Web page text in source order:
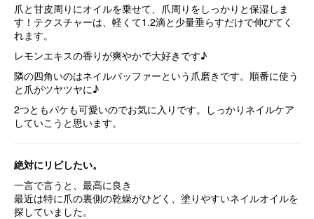
爪と甘皮周りにオイルを乗せて、 爪周りをしっかりと保湿しま
す！ テクスチャーは、軽くて1.2滴と 少量垂らすだけで伸びてく
れます。
レモンエキスの香りが爽やかで大好きです♪
隣の四角いのはネイルバッファーという 爪磨きです。 順番に使う
と爪がツヤツヤに♪
2つともパケも可愛いのでお気に入りです。 しっかり ネイルケア
していこうと 思います。
絶対にリピしたい。
一言で言うと、最高に良き
最近は特に爪の裏側の乾燥がひどく、塗りやすいネイルオイルを
探していました。